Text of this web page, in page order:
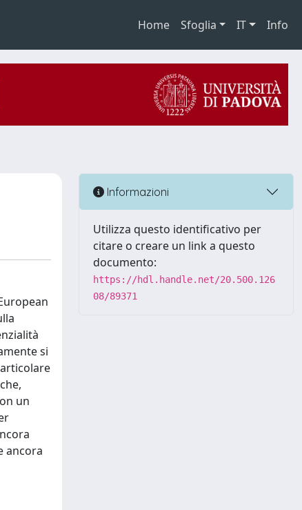
Home Sfoglia IT Info
si
un
ancora
Informazioni
Utilizza questo identificativo per
citare o creare un link a questo
documento:
https://hdl.handle.net/20.500.126
08/89371